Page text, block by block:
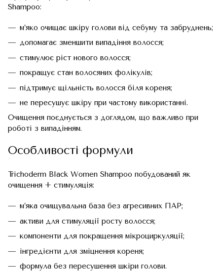
Shampoo:
м’яко очищає шкіру голови від себуму та забруднень;
допомагає зменшити випадіння волосся;
стимулює ріст нового волосся;
покращує стан волосяних фолікулів;
підтримує щільність волосся біля кореня;
не пересушує шкіру при частому використанні.
Очищення поєднується з доглядом, що важливо при
роботі з випадінням.
Особливості формули
Trichoderm Black Women Shampoo побудований як
очищення + стимуляція:
м’яка очищувальна база без агресивних ПАР;
активи для стимуляції росту волосся;
компоненти для покращення мікроциркуляції;
інгредієнти для зміцнення кореня;
формула без пересушення шкіри голови.